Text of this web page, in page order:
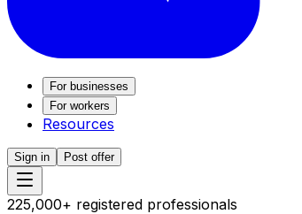
For businesses
For workers
Resources
Sign in Post offer
225,000+ registered professionals